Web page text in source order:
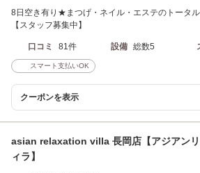
8日空き有り★まつげ・ネイル・エステのトータ
【スタッフ募集中】
口コミ 81件 設備 総数5
スマート支払いOK
クーポンを表示
asian relaxation villa 長岡店【アジアン
ィラ】